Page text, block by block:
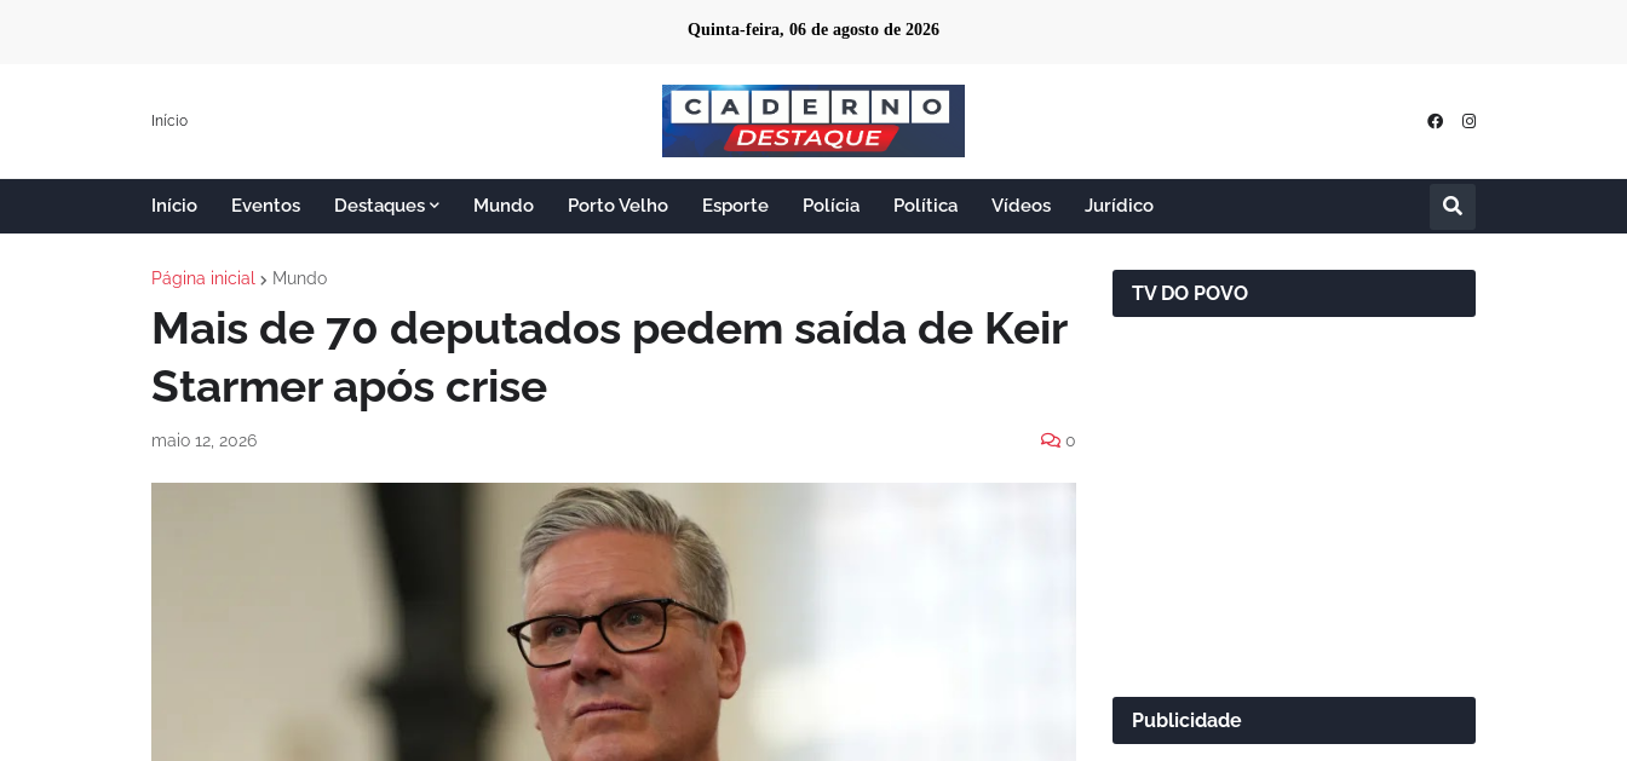
Quinta-feira, 06 de agosto de 2026
Início
Início Eventos Destaques Mundo Porto Velho Esporte Polícia Política Vídeos Jurídico
Página inicial Mundo
Mais de 70 deputados pedem saída de Keir
Starmer após crise
maio 12, 2026 0
TV DO POVO
Publicidade